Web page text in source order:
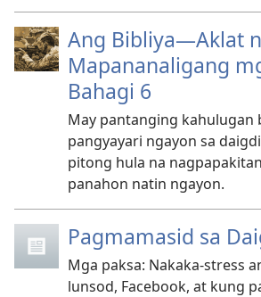
Ang Bibliya—Aklat
Mapananaligang
Bahagi 6
May pantanging kahulugan
pangyayari ngayon sa
pitong hula na
panahon natin ngayon.
Pagmamasid sa
Mga paksa: Nakaka-stress
lunsod, Facebook, at kung